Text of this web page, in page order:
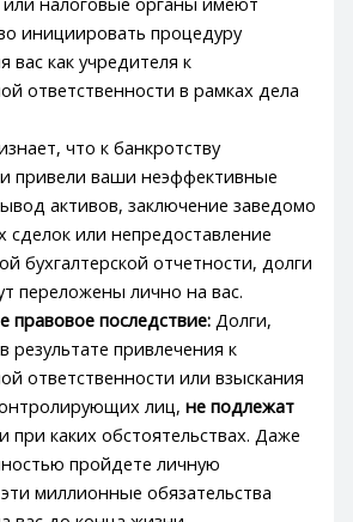
инициировать процедуру
вас как учредителя к
ответственности в рамках дела
что к банкротству
привели ваши неэффективные
активов, заключение заведомо
сделок или непредоставление
бухгалтерской отчетности, долги
переложены лично на вас.
правовое последствие: Долги,
результате привлечения к
ответственности или взыскания
лиц,не подлежат
при каких обстоятельствах. Даже
пройдете личную
миллионные обязательства